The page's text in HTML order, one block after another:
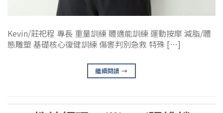
Kevin/莊祀程 專長 重量訓練 體適能訓練 運動按摩 減脂/體
態雕塑 基礎核心復健訓練 傷害判別急救 特殊 […]
繼續閱讀→